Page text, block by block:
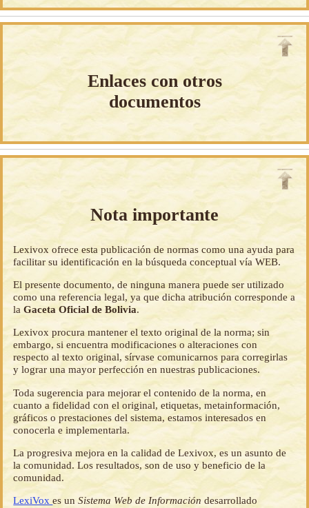
Enlaces con otros
documentos
Nota importante
Lexivox ofrece esta publicación de normas como una ayuda para
facilitar su identificación en la búsqueda conceptual vía WEB.
El presente documento, de ninguna manera puede ser utilizado
como una referencia legal, ya que dicha atribución corresponde a
laGaceta Oficial de Bolivia.
Lexivox procura mantener el texto original de la norma; sin
embargo, si encuentra modificaciones o alteraciones con
respecto al texto original, sírvase comunicarnos para corregirlas
y lograr una mayor perfección en nuestras publicaciones.
Toda sugerencia para mejorar el contenido de la norma, en
cuanto a fidelidad con el original, etiquetas, metainformación,
gráficos o prestaciones del sistema, estamos interesados en
conocerla e implementarla.
La progresiva mejora en la calidad de Lexivox, es un asunto de
la comunidad. Los resultados, son de uso y beneficio de la
comunidad.
LexiVoxes unSistema Web de Información desarrollado